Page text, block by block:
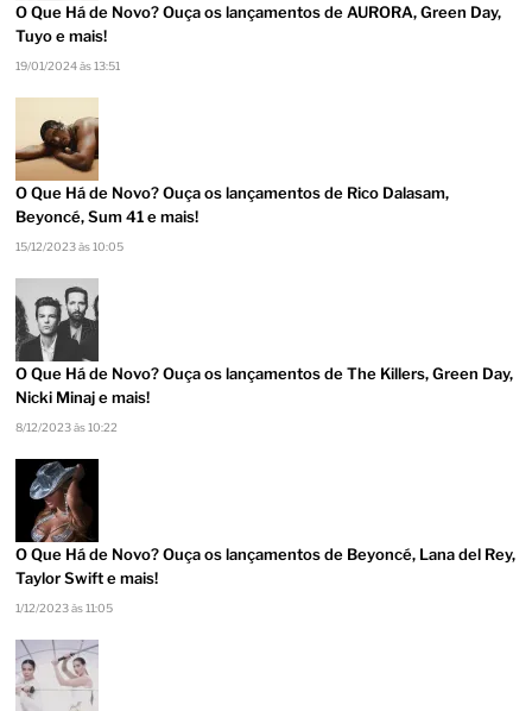
O Que Há de Novo? Ouça os lançamentos de AURORA, Green Day,
Tuyo e mais!
19/01/2024 às 13:51
O Que Há de Novo? Ouça os lançamentos de Rico Dalasam,
Beyoncé, Sum 41 e mais!
15/12/2023 às 10:05
O Que Há de Novo? Ouça os lançamentos de The Killers, Green Day,
Nicki Minaj e mais!
8/12/2023 às 10:22
O Que Há de Novo? Ouça os lançamentos de Beyoncé, Lana del Rey,
Taylor Swift e mais!
1/12/2023 às 11:05